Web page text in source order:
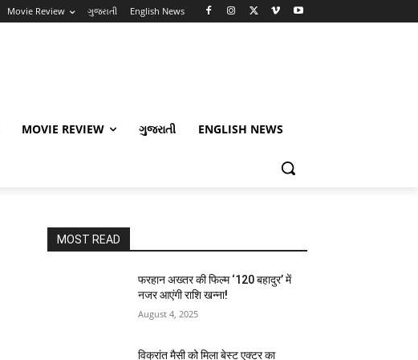
Movie Review ગુજરાતી English News
MOVIE REVIEW ગુજરાતી ENGLISH NEWS
MOST READ
फरहान अख्तर की फिल्म ‘120 बहादुर’ में
नजर आएंगी राशि खन्ना!
August 4, 2025
विक्रांत मैसी को मिला बेस्ट एक्टर का